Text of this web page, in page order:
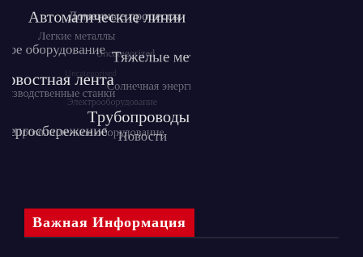
Важная Информация